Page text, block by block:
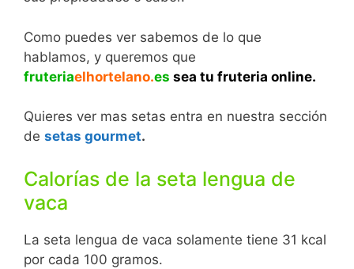
Como puedes ver sabemos de lo que
hablamos, y queremos que
fruteriaelhortelano.es sea tu fruteria online.
Quieres ver mas setas entra en nuestra sección
de setas gourmet.
Calorías de la seta lengua de
vaca
La seta lengua de vaca solamente tiene 31 kcal
por cada 100 gramos.